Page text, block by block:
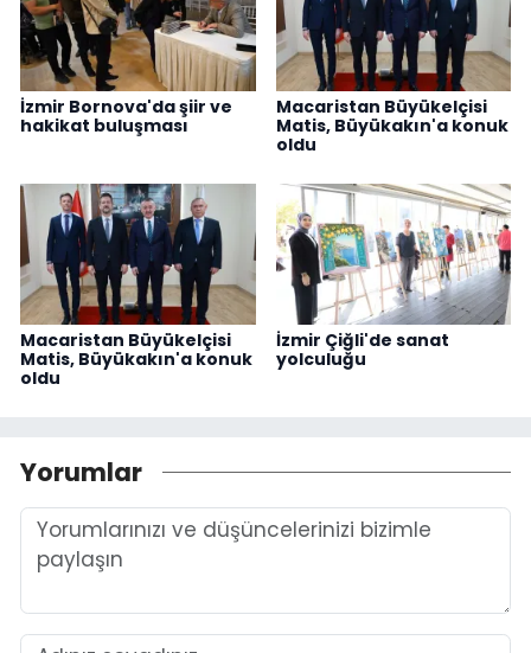
İzmir Bornova'da şiir ve
hakikat buluşması
Macaristan Büyükelçisi
Matis, Büyükakın'a konuk
oldu
Macaristan Büyükelçisi
Matis, Büyükakın'a konuk
oldu
İzmir Çiğli'de sanat
yolculuğu
Yorumlar